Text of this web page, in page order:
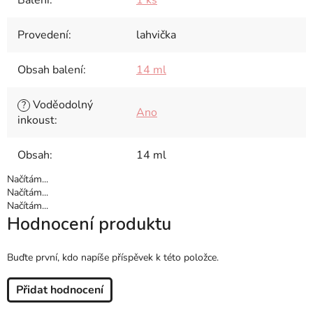
Provedení: lahvička
Obsah balení: 14 ml
? Voděodolný
inkoust: Ano
Obsah: 14 ml
Načítám...
Načítám...
Načítám...
Hodnocení produktu
Buďte první, kdo napíše příspěvek k této položce.
Přidat hodnocení